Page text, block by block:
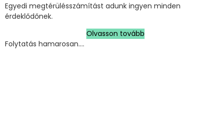
Egyedi megtérülésszámítást adunk ingyen minden
érdeklődőnek.
Olvasson tovább
Folytatás hamarosan….